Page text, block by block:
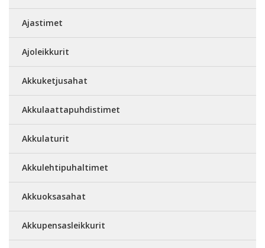
Ajastimet
Ajoleikkurit
Akkuketjusahat
Akkulaattapuhdistimet
Akkulaturit
Akkulehtipuhaltimet
Akkuoksasahat
Akkupensasleikkurit